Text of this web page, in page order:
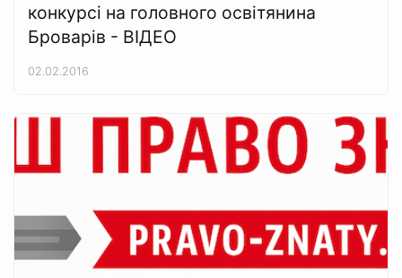
конкурсі на головного освітянина
Броварів - ВІДЕО
02.02.2016